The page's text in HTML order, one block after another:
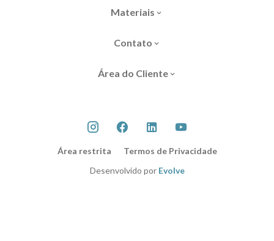
Materiais
Contato
Área do Cliente
Área restrita
Termos de Privacidade
Desenvolvido por Evolve